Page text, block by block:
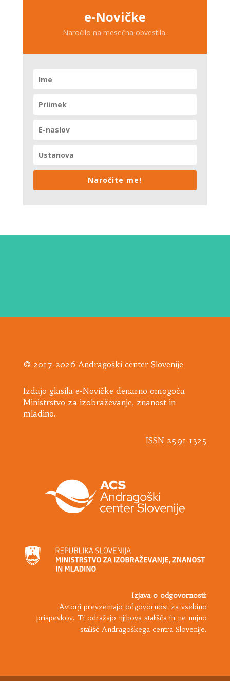
e-Novičke
Naročilo na mesečna obvestila.
Naročite me!
© 2017-2026 Andragoški center Slovenije
Izdajo glasila e-Novičke denarno omogoča
Ministrstvo za izobraževanje, znanost in
mladino.
ISSN 2591-1325
Izjava o odgovornosti:
Avtorji prevzemajo odgovornost za vsebino
prispevkov. Ti odražajo njihova stališča in ne nujno
stališč Andragoškega centra Slovenije.